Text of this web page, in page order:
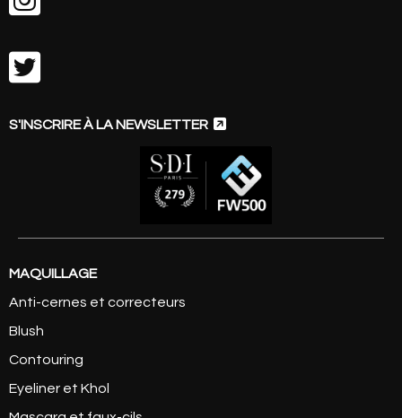

S'INSCRIRE À LA NEWSLETTER 
MAQUILLAGE
Anti-cernes et correcteurs
Blush
Contouring
Eyeliner et Khol